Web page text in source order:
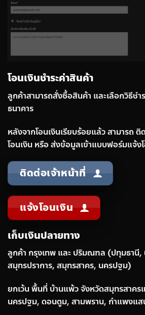
โอนเงินชำระค่าสินค้า
ลูกค้าสามารถสั่งซื้อสินค้า และเลือกวิธีชำ
ธนาคาร
หลังจากโอนเงินเรียบร้อยแล้ว สามารถ
โอนเงิน หรือ ส่งข้อมูลเข้าแบบฟอร์มแจ้งโ
ติดต่อเจ้าหน้าที่
แจ้งโอนเงิน
เก็บเงินปลายทาง
ลูกค้า กรุงเทพ และ ปริมณฑล (ปทุมธานี,
สมุทรปราการ, สมุทรสาคร, นครปฐม)
ยกเว้น พื้นที่ บ้านแพ้ว จังหวัดสมุทรสาคร
นครปฐม, ดอนตูม, สามพราน, กำแพงแ